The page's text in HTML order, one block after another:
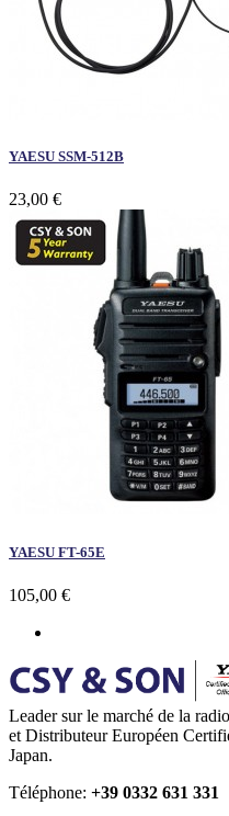
YAESU SSM-512B
23,00 €
YAESU FT-65E
105,00 €
Leader sur le marché de la
et Distributeur Européen
Japan.
Téléphone: +39 0332 631 331